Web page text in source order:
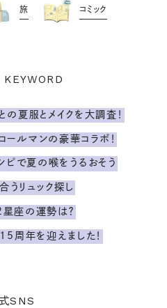
旅 コミック
夏服とメイクを大調査！
ールマンの豪華コラボ！
ピで夏の喉をうるおそう
うリュック探し
座の運勢は？
周年を迎えました！
SNS